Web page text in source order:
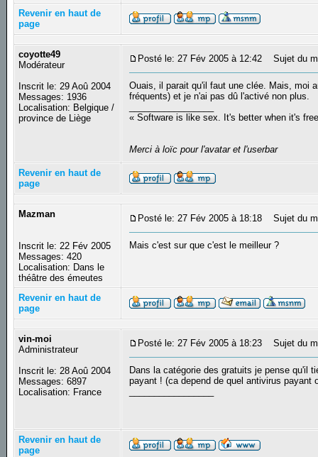
Revenir en haut de
page
coyotte49
Modérateur
Inscrit le: 29 Aoû 2004
Messages: 1936
Localisation: Belgique /
province de Liège
Posté le: 27 Fév 2005 à 12:42 Sujet du
Ouais, il parait qu'il faut une clée. Mais, moi
fréquents) et je n'ai pas dû l'activé non plus.
« Software is like sex. It's better when it's
Merci à loïc pour l'avatar et l'userbar
Revenir en haut de
page
Mazman
Inscrit le: 22 Fév 2005
Messages: 420
Localisation: Dans le
théâtre des émeutes
Posté le: 27 Fév 2005 à 18:18 Sujet du
Mais c'est sur que c'est le meilleur ?
Revenir en haut de
page
vin-moi
Administrateur
Inscrit le: 28 Aoû 2004
Messages: 6897
Localisation: France
Posté le: 27 Fév 2005 à 18:23 Sujet du
Dans la catégorie des gratuits je pense qu'il
payant ! (ca depend de quel antivirus payant
Revenir en haut de
page